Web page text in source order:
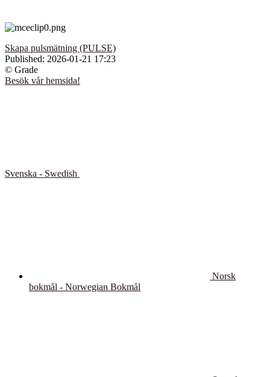
Skapa pulsmätning (PULSE)
Published: 2026-01-21 17:23
© Grade
Besök vår hemsida!
Svenska - Swedish
Norsk
bokmål - Norwegian Bokmål